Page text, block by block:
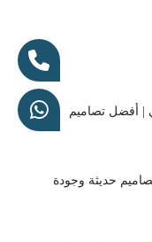
| أفضل تصاميم
حديثة وجودة